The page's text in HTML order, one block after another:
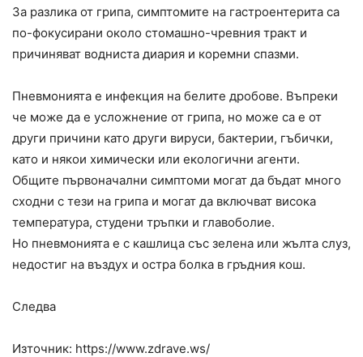
За разлика от грипа, симптомите на гастроентерита са
по-фокусирани около стомашно-чревния тракт и
причиняват водниста диария и коремни спазми.
Пневмонията е инфекция на белите дробове. Въпреки
че може да е усложнение от грипа, но може са е от
други причини като други вируси, бактерии, гъбички,
като и някои химически или екологични агенти.
Общите първоначални симптоми могат да бъдат много
сходни с тези на грипа и могат да включват висока
температура, студени тръпки и главоболие.
Но пневмонията е с кашлица със зелена или жълта слуз,
недостиг на въздух и остра болка в гръдния кош.
Следва
Източник: https://www.zdrave.ws/